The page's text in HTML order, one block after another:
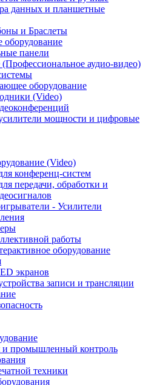
данных и планшетные
и Браслеты
панели
аудио-видео)
оборудование
(Video)
мощности и цифровые
(Video)
конференц-систем
передачи, обработки и
- Усилители
работы
оборудование
экранов
записи и трансляции
и промышленный контроль
техники